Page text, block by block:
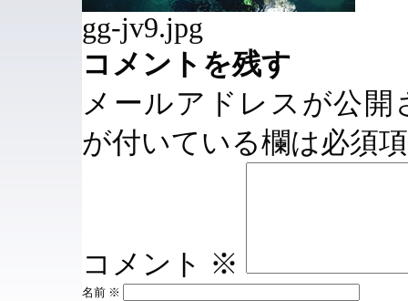
gg-jv9.jpg
コメントを残す
メールアドレスが公
が付いている欄は必須
コメント ※
名前 ※